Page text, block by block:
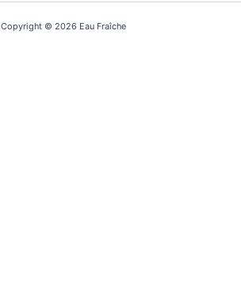
Copyright © 2026 Eau Fraîche